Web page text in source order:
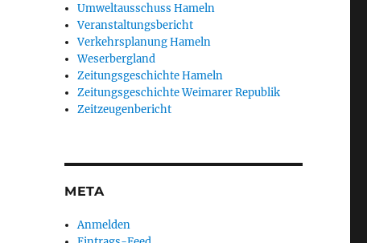
Umweltausschuss Hameln
Veranstaltungsbericht
Verkehrsplanung Hameln
Weserbergland
Zeitungsgeschichte Hameln
Zeitungsgeschichte Weimarer Republik
Zeitzeugenbericht
META
Anmelden